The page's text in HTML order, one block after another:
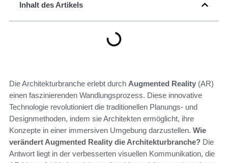
Inhalt des Artikels
Die Architekturbranche erlebt durch Augmented Reality (AR)
einen faszinierenden Wandlungsprozess. Diese innovative
Technologie revolutioniert die traditionellen Planungs- und
Designmethoden, indem sie Architekten ermöglicht, ihre
Konzepte in einer immersiven Umgebung darzustellen. Wie
verändert Augmented Reality die Architekturbranche? Die
Antwort liegt in der verbesserten visuellen Kommunikation, die